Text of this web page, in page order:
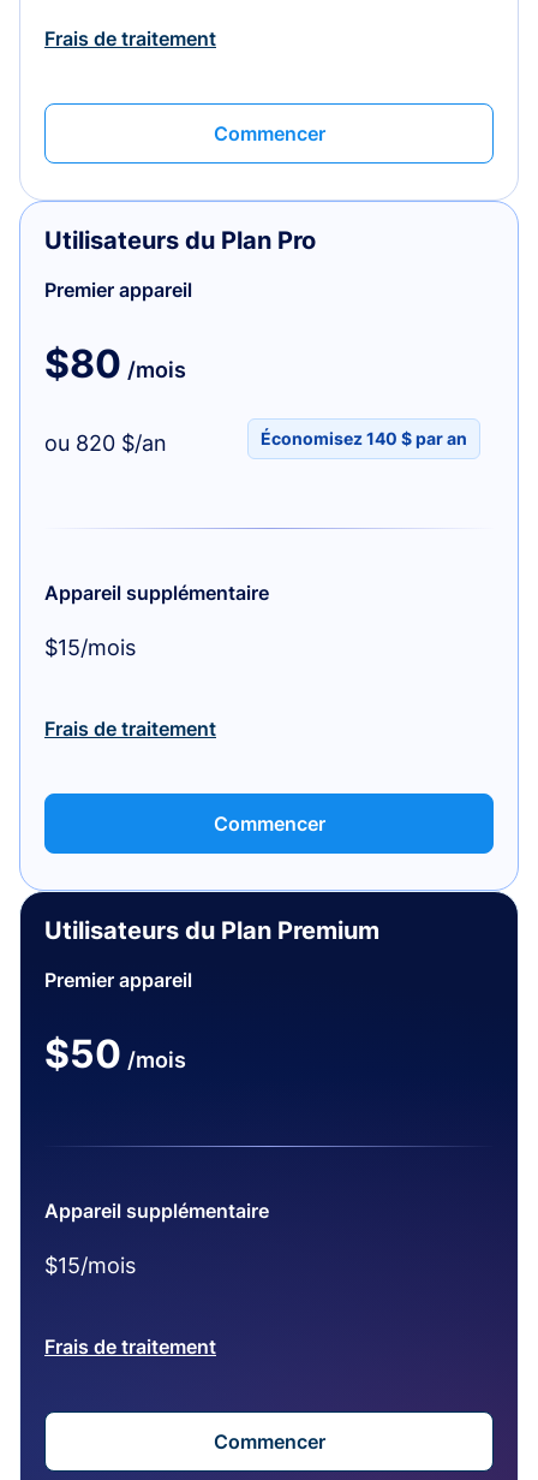
Frais de traitement
Commencer
Utilisateurs du Plan Pro
Premier appareil
$80 /mois
ou 820 $/an Économisez 140 $ par an
Appareil supplémentaire
$15/mois
Frais de traitement
Commencer
Utilisateurs du Plan Premium
Premier appareil
$50 /mois
Appareil supplémentaire
$15/mois
Frais de traitement
Commencer